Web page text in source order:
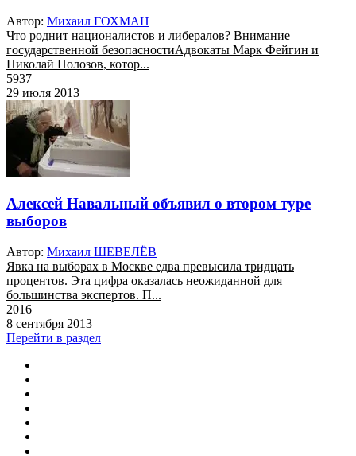
Автор: Михаил ГОХМАН
Что роднит националистов и либералов? Внимание
государственной безопасностиАдвокаты Марк Фейгин и
Николай Полозов, котор...
5937
29 июля 2013
Алексей Навальный объявил о втором туре
выборов
Автор: Михаил ШЕВЕЛЁВ
Явка на выборах в Москве едва превысила тридцать
процентов. Эта цифра оказалась неожиданной для
большинства экспертов. П...
2016
8 сентября 2013
Перейти в раздел